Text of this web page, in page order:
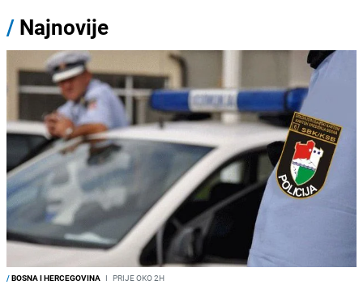
/ Najnovije
/BOSNA I HERCEGOVINA I PRIJE OKO 2H